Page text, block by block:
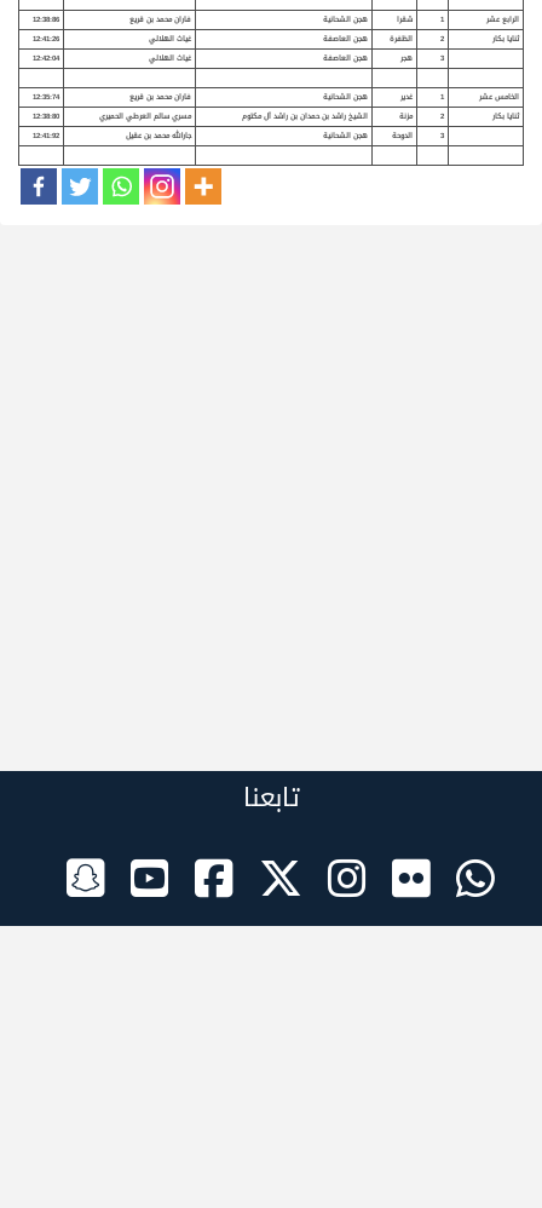
الرابع عشر 1 شقرا هجن الشحانية فاران محمد بن قريع
12:38:86
ثنايا بكار
2 الظفرة هجن العاصفة غياث الهلالي
12:41:26
3
هجر هجن العاصفة غياث الهلالي 12:42:04
الخامس عشر 1 غدير هجن الشحانية فاران محمد بن قريع
12:35:74
ثنايا بكار
2 مزنة الشيخ راشد بن حمدان بن راشد آل مكتوم مسري سالم العرطي الحميري
12:38:80
3
الدوحة هجن الشحانية جارالله محمد بن عقيل 12:41:92
تابعنا